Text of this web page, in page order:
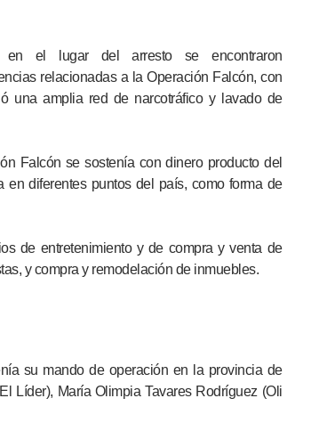
en el lugar del arresto se encontraron
relacionadas a la Operación Falcón, con
una amplia red de narcotráfico y lavado de
Falcón se sostenía con dinero producto del
en diferentes puntos del país, como forma de
de entretenimiento y de compra y venta de
y compra y remodelación de inmuebles.
su mando de operación en la provincia de
Líder), María Olimpia Tavares Rodríguez (Oli